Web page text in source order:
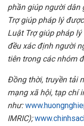
phần giúp người dân
Trợ giúp pháp lý
Luật Trợ giúp pháp
đều xác định người
tiên trong các nhóm
Đồng thời, truyền tải
mạng xã hội, tạp chí
như:
IMRIC);